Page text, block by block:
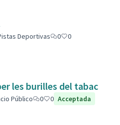
Deportivas 0
0
les burilles del tabac
Público 0 0 Acceptada